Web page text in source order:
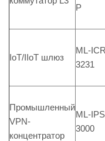
P
IoT/IIoT шлюз
ML-
3231
Промышленный
VPN-
концентратор
ML-
3000